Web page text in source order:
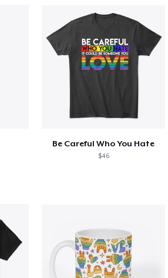
Be Careful Who You Hate
$46